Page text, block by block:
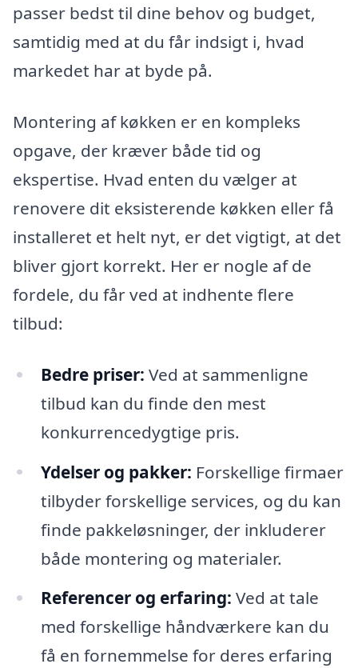
passer bedst til dine behov og budget,
samtidig med at du får indsigt i, hvad
markedet har at byde på.
Montering af køkken er en kompleks
opgave, der kræver både tid og
ekspertise. Hvad enten du vælger at
renovere dit eksisterende køkken eller få
installeret et helt nyt, er det vigtigt, at det
bliver gjort korrekt. Her er nogle af de
fordele, du får ved at indhente flere
tilbud:
Bedre priser: Ved at sammenligne
tilbud kan du finde den mest
konkurrencedygtige pris.
Ydelser og pakker: Forskellige firmaer
tilbyder forskellige services, og du kan
finde pakkeløsninger, der inkluderer
både montering og materialer.
Referencer og erfaring: Ved at tale
med forskellige håndværkere kan du
få en fornemmelse for deres erfaring